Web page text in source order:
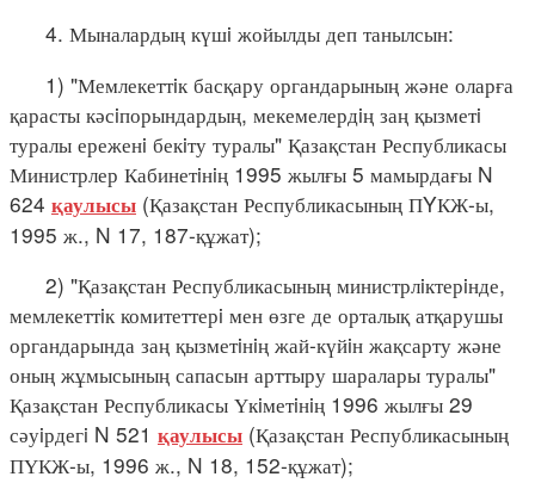
4. Мыналардың күшi жойылды деп танылсын:
1) "Мемлекеттiк басқару органдарының және оларға
қарасты кәсiпорындардың, мекемелердiң заң қызметi
туралы ереженi бекiту туралы" Қазақстан Республикасы
Министрлер Кабинетiнiң 1995 жылғы 5 мамырдағы N
624 қаулысы (Қазақстан Республикасының ПYКЖ-ы,
1995 ж., N 17, 187-құжат);
2) "Қазақстан Республикасының министрлiктерiнде,
мемлекеттiк комитеттерi мен өзге де орталық атқарушы
органдарында заң қызметiнiң жай-күйiн жақсарту және
оның жұмысының сапасын арттыру шаралары туралы"
Қазақстан Республикасы Үкiметiнiң 1996 жылғы 29
сәуiрдегi N 521 қаулысы (Қазақстан Республикасының
ПҮКЖ-ы, 1996 ж., N 18, 152-құжат);